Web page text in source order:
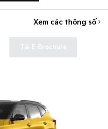
Xem các thông số
Tải E-Brochure